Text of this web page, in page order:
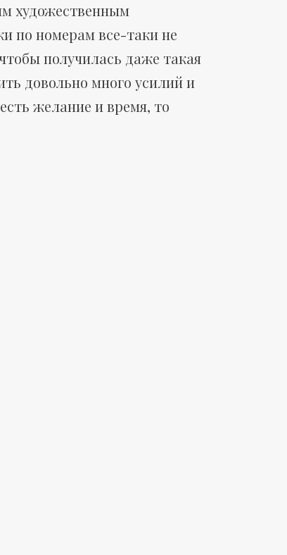
художественным
по номерам все-таки не
получилась даже такая
довольно много усилий и
желание и время, то